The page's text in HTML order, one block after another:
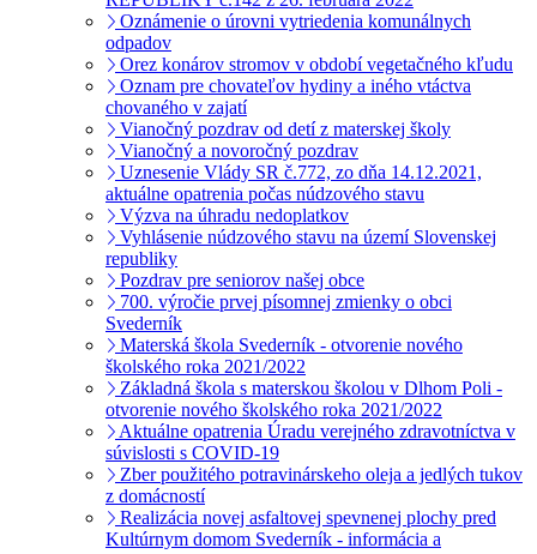
Oznámenie o úrovni vytriedenia komunálnych
odpadov
Orez konárov stromov v období vegetačného kľudu
Oznam pre chovateľov hydiny a iného vtáctva
chovaného v zajatí
Vianočný pozdrav od detí z materskej školy
Vianočný a novoročný pozdrav
Uznesenie Vlády SR č.772, zo dňa 14.12.2021,
aktuálne opatrenia počas núdzového stavu
Výzva na úhradu nedoplatkov
Vyhlásenie núdzového stavu na území Slovenskej
republiky
Pozdrav pre seniorov našej obce
700. výročie prvej písomnej zmienky o obci
Svederník
Materská škola Svederník - otvorenie nového
školského roka 2021/2022
Základná škola s materskou školou v Dlhom Poli -
otvorenie nového školského roka 2021/2022
Aktuálne opatrenia Úradu verejného zdravotníctva v
súvislosti s COVID-19
Zber použitého potravinárskeho oleja a jedlých tukov
z domácností
Realizácia novej asfaltovej spevnenej plochy pred
Kultúrnym domom Svederník - informácia a